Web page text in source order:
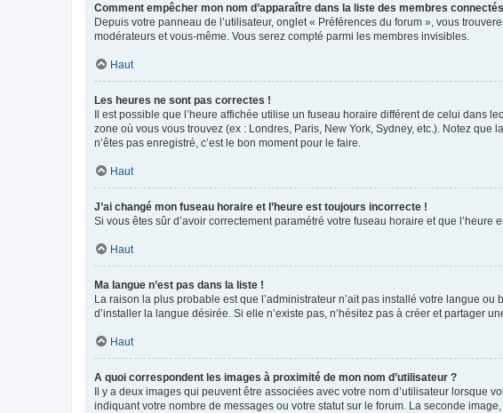
Comment empêcher mon nom d’apparaître dans la liste des membres
Depuis votre panneau de l’utilisateur, onglet « Préférences du forum », vous
modérateurs et vous-même. Vous serez compté parmi les membres invisibles.
Haut
Les heures ne sont pas correctes !
Il est possible que l’heure affichée utilise un fuseau horaire différent de celui dans
zone où vous vous trouvez (ex : Londres, Paris, New York, Sydney, etc.). Notez
n’êtes pas enregistré, c’est le bon moment pour le faire.
Haut
J’ai changé mon fuseau horaire et l’heure est toujours incorrecte !
Si vous êtes sûr d’avoir correctement paramétré votre fuseau horaire et que
Haut
Ma langue n’est pas dans la liste !
La raison la plus probable est que l’administrateur n’ait pas installé votre langue
d’installer la langue désirée. Si elle n’existe pas, n’hésitez pas à créer et partager
Haut
A quoi correspondent les images à proximité de mon nom d’utilisateur ?
Il y a deux images qui peuvent être associées avec votre nom d’utilisateur lorsque
indiquant votre nombre de messages ou votre statut sur le forum. La seconde